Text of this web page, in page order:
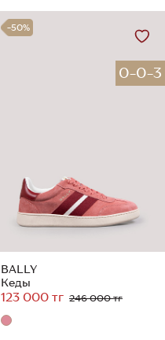
-50%
0-0-3
BALLY
Кеды
123 000 тг 246 000 тг